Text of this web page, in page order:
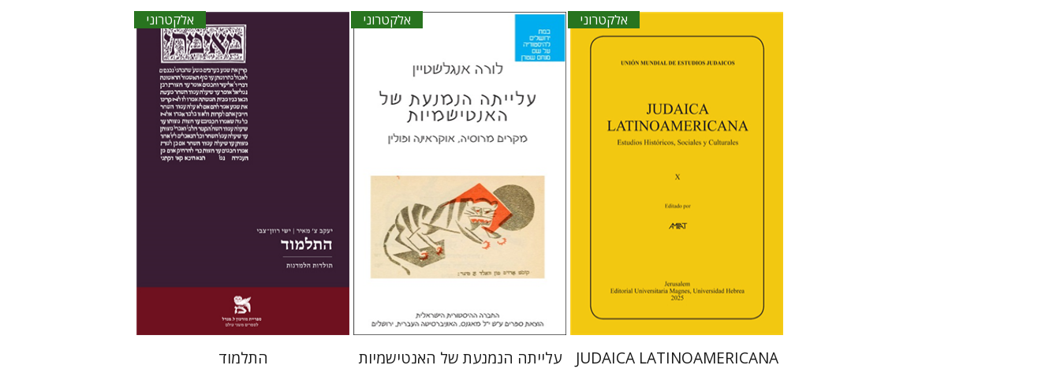
אלקטרוני
פלורינדה פ. גולדברג.
דבי רויטמן
אפרים זדוף
פולט קרשונוביץ שוסטר
$34
JUDAICA LATINOAMERICANA
אלקטרוני
מירי אליאב-פלדון
דורון מגן
הנחת אתר ספר אלקטרוני
$27
עלייתה הנמנעת של האנטישמיות
אלקטרוני
ישי רוזן-צבי
הנחת אתר ספר אלקטרוני
$27
התלמוד